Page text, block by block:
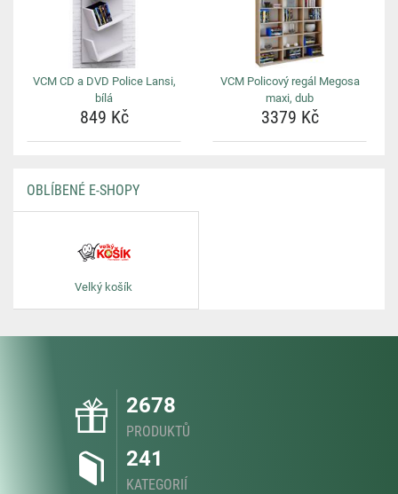
VCM CD a DVD Police Lansi,
bílá
849 Kč
VCM Policový regál Megosa
maxi, dub
3379 Kč
OBLÍBENÉ E-SHOPY
Velký košík
2678
PRODUKTŮ
241
KATEGORIÍ